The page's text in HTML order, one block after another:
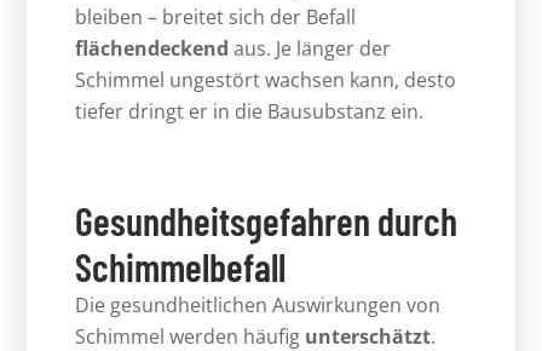
bleiben – breitet sich der Befall
flächendeckendaus. Je länger der
Schimmel ungestört wachsen kann, desto
tiefer dringt er in die Bausubstanz ein.
Gesundheitsgefahren durch
Schimmelbefall
Die gesundheitlichen Auswirkungen von
Schimmel werden häufig unterschätzt.